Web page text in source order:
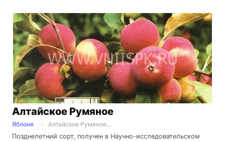
Алтайское Румяное
Яблоня
Алтайское Румяное...
Позднелетний сорт, получен в Научно-исследовательском